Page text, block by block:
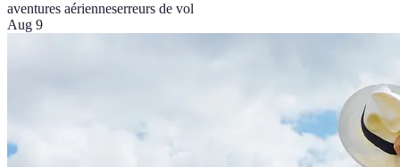
aventures aérienneserreurs de vol
Aug 9